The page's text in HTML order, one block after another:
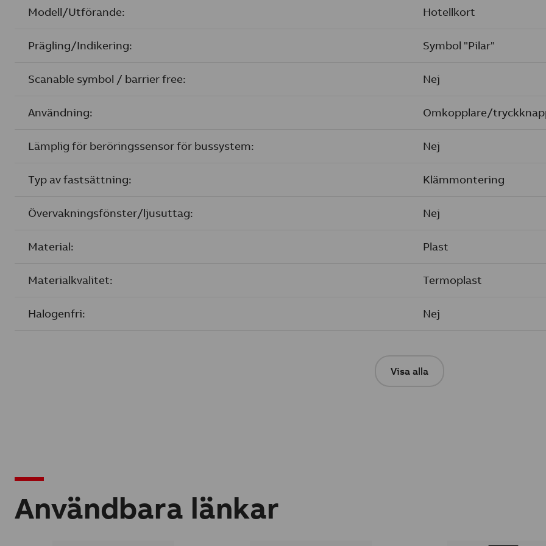
Modell/Utförande: Hotellkort
Prägling/Indikering: Symbol "Pilar"
Scanable symbol / barrier free: Nej
Användning: Omkopplare/
Lämplig för beröringssensor för bussystem: Nej
Typ av fastsättning: Klämmontering
Övervakningsfönster/ljusuttag: Nej
Material: Plast
Materialkvalitet: Termoplast
Halogenfri: Nej
Visa alla
Användbara länkar